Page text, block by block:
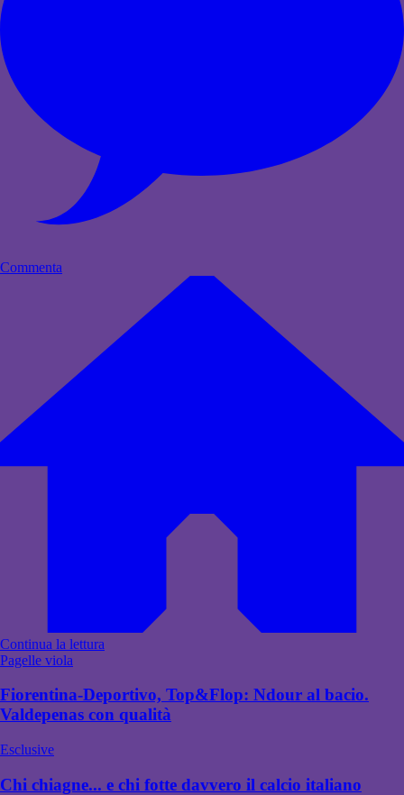
Commenta
Continua la lettura
Pagelle viola
Fiorentina-Deportivo, Top&Flop: Ndour al bacio.
Valdepenas con qualità
Esclusive
Chi chiagne... e chi fotte davvero il calcio italiano